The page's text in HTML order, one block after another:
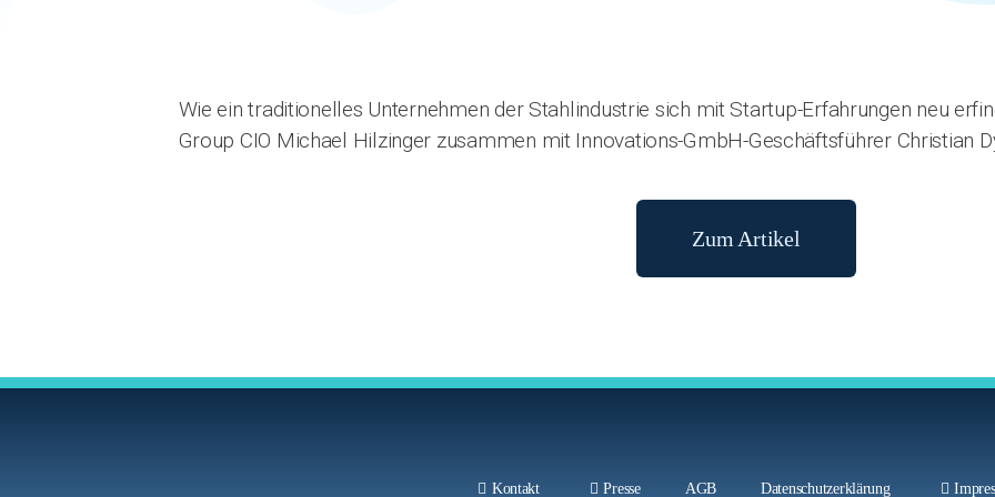
Wie ein traditionelles Unternehmen der Stahlindustrie sich mit Startup-Erfahrungen neu
Group CIO Michael Hilzinger zusammen mit Innovations-GmbH-Geschäftsführer Christian
Zum Artikel
Kontakt Presse AGB Datenschutzerklärung